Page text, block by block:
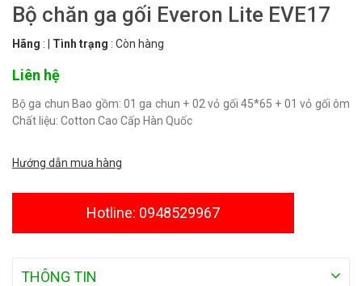
Bộ chăn ga gối Everon Lite EVE17
Hãng : Tình trạng : Còn hàng
Liên hệ
Bộ ga chun Bao gồm: 01 ga chun + 02 vỏ gối 45*65 + 01 vỏ gối ôm
Chất liệu: Cotton Cao Cấp Hàn Quốc
Hướng dẫn mua hàng
Hotline: 0948529967
THÔNG TIN